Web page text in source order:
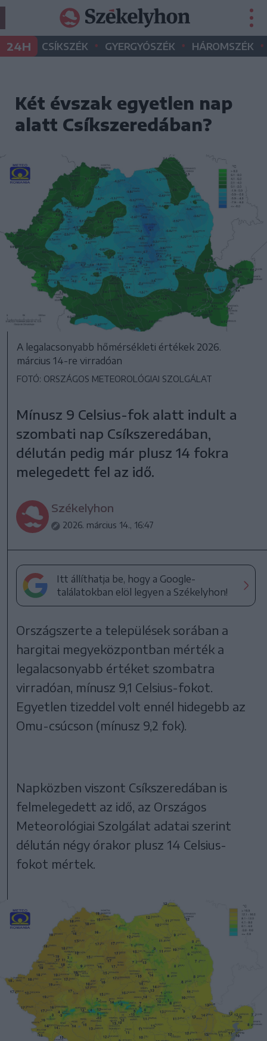
24H CSÍKSZÉK • GYERGYÓSZÉK • HÁROMSZÉK •
Két évszak egyetlen nap
alatt Csíkszeredában?
A legalacsonyabb hőmérsékleti értékek 2026.
március 14-re virradóan
FOTÓ: ORSZÁGOS METEOROLÓGIAI SZOLGÁLAT
Mínusz 9 Celsius-fok alatt indult a
szombati nap Csíkszeredában,
délután pedig már plusz 14 fokra
melegedett fel az idő.
Székelyhon
2026. március 14., 16:47
Itt állíthatja be, hogy a Google-
találatokban elöl legyen a Székelyhon!
Országszerte a települések sorában a
hargitai megyeközpontban mérték a
legalacsonyabb értéket szombatra
virradóan, mínusz 9,1 Celsius-fokot.
Egyetlen tizeddel volt ennél hidegebb az
Omu-csúcson (mínusz 9,2 fok).
Napközben viszont Csíkszeredában is
felmelegedett az idő, az Országos
Meteorológiai Szolgálat adatai szerint
délután négy órakor plusz 14 Celsius-
fokot mértek.